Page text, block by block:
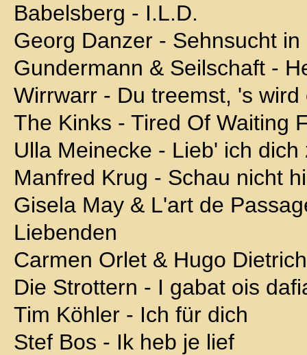
Babelsberg - I.L.D.
Georg Danzer - Sehnsucht
Gundermann & Seilschaft -
Wirrwarr - Du treemst, 's
The Kinks - Tired Of Waiting
Ulla Meinecke - Lieb' ich dich
Manfred Krug - Schau nicht
Gisela May & L'art de
Liebenden
Carmen Orlet & Hugo
Die Strottern - I gabat ois
Tim Köhler - Ich für dich
Stef Bos - Ik heb je lief